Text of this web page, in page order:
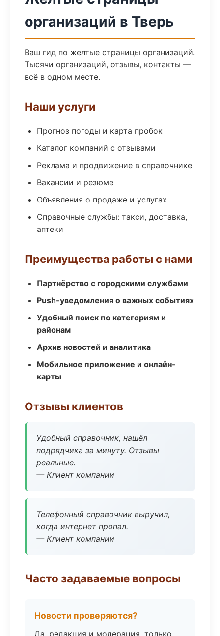
организаций в Тверь
Ваш гид по желтые страницы организаций.
Тысячи организаций, отзывы, контакты —
всё в одном месте.
Наши услуги
Прогноз погоды и карта пробок
Каталог компаний с отзывами
Реклама и продвижение в справочнике
Вакансии и резюме
Объявления о продаже и услугах
Справочные службы: такси, доставка,
аптеки
Преимущества работы с нами
Партнёрство с городскими службами
Push-уведомления о важных событиях
Удобный поиск по категориям и
районам
Архив новостей и аналитика
Мобильное приложение и онлайн-
карты
Отзывы клиентов
Удобный справочник, нашёл
подрядчика за минуту. Отзывы
реальные.
— Клиент компании
Телефонный справочник выручил,
когда интернет пропал.
— Клиент компании
Часто задаваемые вопросы
Новости проверяются?
Да, редакция и модерация, только